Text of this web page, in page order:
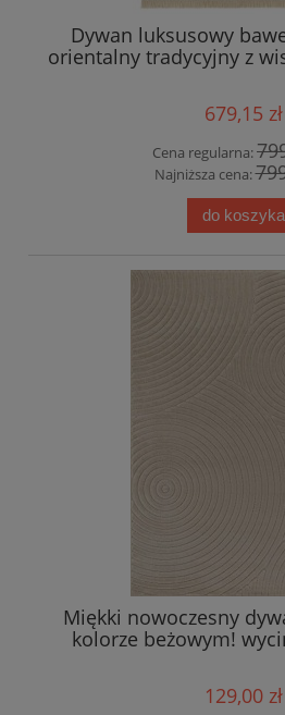
Dywan luksusowy
orientalny tradycyjny z
679,15 zł
Cena regularna:
Najniższa cena:
do koszyka
Miękki nowoczesny
kolorze beżowym!
129,00 zł